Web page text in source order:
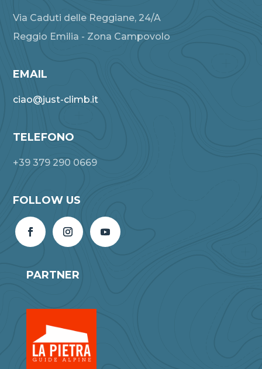
Via Caduti delle Reggiane, 24/A
Reggio Emilia - Zona Campovolo
EMAIL
ciao@just-climb.it
TELEFONO
+39 379 290 0669
FOLLOW US
PARTNER